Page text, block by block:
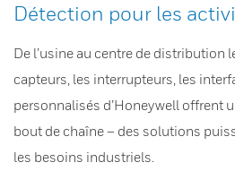
Détection pour les
De l’usine au centre de distribution
capteurs, les interrupteurs, les
personnalisés d’Honeywell offrent
bout de chaîne – des solutions
les besoins industriels.